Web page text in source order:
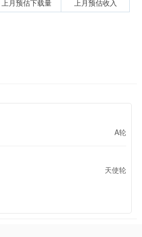
上月预估下载量 上月预估收入
A轮
天使轮